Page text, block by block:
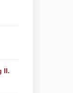
II.